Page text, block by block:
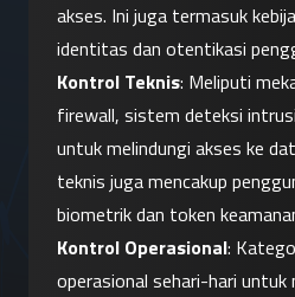
akses. Ini juga termasuk
identitas dan otentikasi
Kontrol Teknis: Meliputi
firewall, sistem deteksi
untuk melindungi akses ke
teknis juga mencakup
biometrik dan token
Kontrol Operasional:
operasional sehari-hari untuk